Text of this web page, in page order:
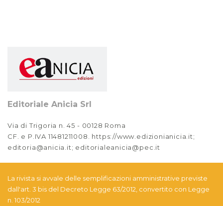
Editoriale Anicia Srl
Via di Trigoria n. 45 - 00128 Roma
CF. e P.IVA 11481211008. https://www.edizionianicia.it;
editoria@anicia.it; editorialeanicia@pec.it
La rivista si avvale delle semplificazioni amministrative previste
dall'art. 3 bis del Decreto Legge 63/2012, convertito con Legge
n. 103/2012